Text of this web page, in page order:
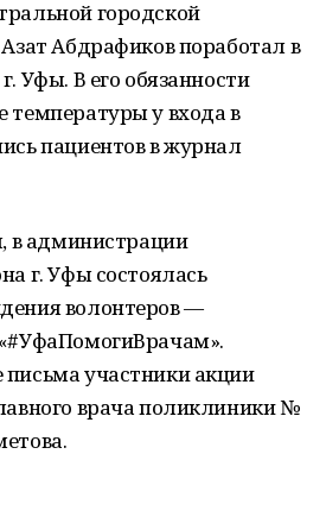
городской
Абдрафиков поработал в
Уфы. В его обязанности
температуры у входа в
пациентов в журнал
в администрации
г. Уфы состоялась
волонтеров —
участники акции
врача поликлиники №